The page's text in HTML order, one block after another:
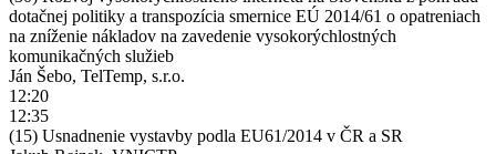
dotačnej politiky a transpozícia smernice EÚ 2014/61 o opatreniach
na zníženie nákladov na zavedenie vysokorýchlostných
komunikačných služieb
Ján Šebo, TelTemp, s.r.o.
12:20
12:35
(15) Usnadnenie vystavby podla EU61/2014 v ČR a SR